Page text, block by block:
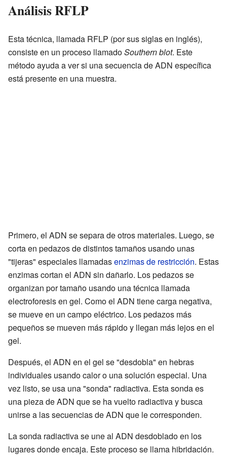
Análisis RFLP
Esta técnica, llamada RFLP (por sus siglas en inglés),
consiste en un proceso llamadoSouthern blot. Este
método ayuda a ver si una secuencia de ADN específica
está presente en una muestra.
Primero, el ADN se separa de otros materiales. Luego, se
corta en pedazos de distintos tamaños usando unas
"tijeras" especiales llamadasenzimas de restricción. Estas
enzimas cortan el ADN sin dañarlo. Los pedazos se
organizan por tamaño usando una técnica llamada
electroforesis en gel. Como el ADN tiene carga negativa,
se mueve en un campo eléctrico. Los pedazos más
pequeños se mueven más rápido y llegan más lejos en el
gel.
Después, el ADN en el gel se "desdobla" en hebras
individuales usando calor o una solución especial. Una
vez listo, se usa una "sonda" radiactiva. Esta sonda es
una pieza de ADN que se ha vuelto radiactiva y busca
unirse a las secuencias de ADN que le corresponden.
La sonda radiactiva se une al ADN desdoblado en los
lugares donde encaja. Este proceso se llama hibridación.